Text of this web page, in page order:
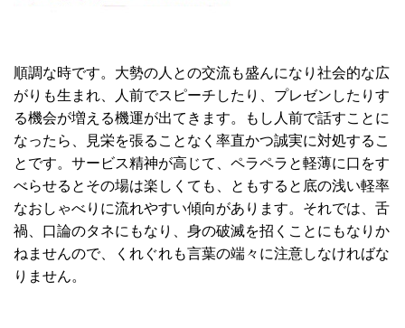
順調な時です。大勢の人との交流も盛んになり社会的な広
がりも生まれ、人前でスピーチしたり、プレゼンしたりす
る機会が増える機運が出てきます。もし人前で話すことに
なったら、見栄を張ることなく率直かつ誠実に対処するこ
とです。サービス精神が高じて、ペラペラと軽薄に口をす
べらせるとその場は楽しくても、ともすると底の浅い軽率
なおしゃべりに流れやすい傾向があります。それでは、舌
禍、口論のタネにもなり、身の破滅を招くことにもなりか
ねませんので、くれぐれも言葉の端々に注意しなければな
りません。